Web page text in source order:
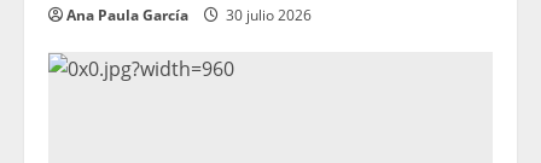
Ana Paula García 30 julio 2026